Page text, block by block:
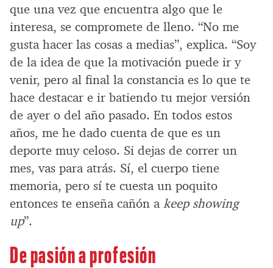
que una vez que encuentra algo que le
interesa, se compromete de lleno. “No me
gusta hacer las cosas a medias”, explica. “Soy
de la idea de que la motivación puede ir y
venir, pero al final la constancia es lo que te
hace destacar e ir batiendo tu mejor versión
de ayer o del año pasado. En todos estos
años, me he dado cuenta de que es un
deporte muy celoso. Si dejas de correr un
mes, vas para atrás. Sí, el cuerpo tiene
memoria, pero sí te cuesta un poquito
entonces te enseña cañón a keep showing
up”.
De pasión a profesión